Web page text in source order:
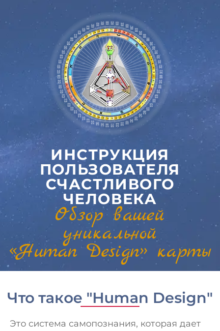
ИНСТРУКЦИЯ
ПОЛЬЗОВАТЕЛЯ
СЧАСТЛИВОГО
ЧЕЛОВЕКА
Обзор вашей
уникальной
«Human Design» карты
Что такое "Human Design"
Это система самопознания, которая дает